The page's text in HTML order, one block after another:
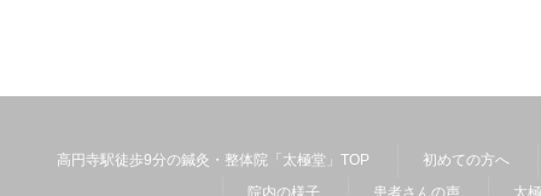
高円寺駅徒歩9分の鍼灸・整体院「太極堂」TOP
初めての方へ
院内の様子
患者さんの声 太